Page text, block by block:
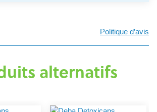
Politique d’avis
alternatifs